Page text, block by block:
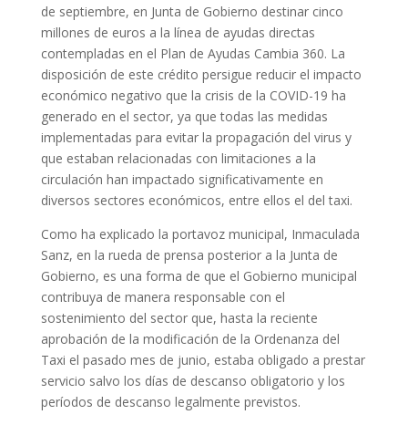
de septiembre, en Junta de Gobierno destinar cinco
millones de euros a la línea de ayudas directas
contempladas en el Plan de Ayudas Cambia 360. La
disposición de este crédito persigue reducir el impacto
económico negativo que la crisis de la COVID-19 ha
generado en el sector, ya que todas las medidas
implementadas para evitar la propagación del virus y
que estaban relacionadas con limitaciones a la
circulación han impactado significativamente en
diversos sectores económicos, entre ellos el del taxi.
Como ha explicado la portavoz municipal, Inmaculada
Sanz, en la rueda de prensa posterior a la Junta de
Gobierno, es una forma de que el Gobierno municipal
contribuya de manera responsable con el
sostenimiento del sector que, hasta la reciente
aprobación de la modificación de la Ordenanza del
Taxi el pasado mes de junio, estaba obligado a prestar
servicio salvo los días de descanso obligatorio y los
períodos de descanso legalmente previstos.